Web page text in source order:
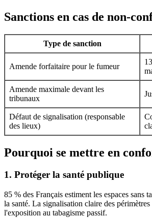
Sanctions en cas de non-
Type de sanction
Amende forfaitaire pour le fumeur
Amende maximale devant les
tribunaux
Défaut de signalisation (responsable
des lieux)
Pourquoi se mettre en
1. Protéger la santé publique
85 % des Français estiment les espaces sans
la santé. La signalisation claire des
l'exposition au tabagisme passif.